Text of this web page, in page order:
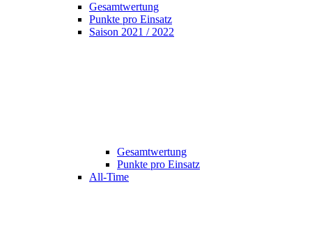
Gesamtwertung
Punkte pro Einsatz
Saison 2021 / 2022
Gesamtwertung
Punkte pro Einsatz
All-Time